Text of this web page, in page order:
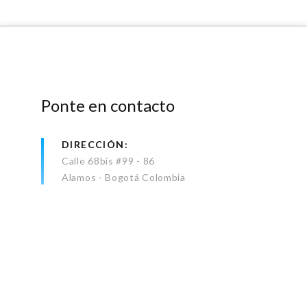
Ponte en contacto
DIRECCIÓN
Calle 68bis #99 - 86
Alamos - Bogotá Colombia